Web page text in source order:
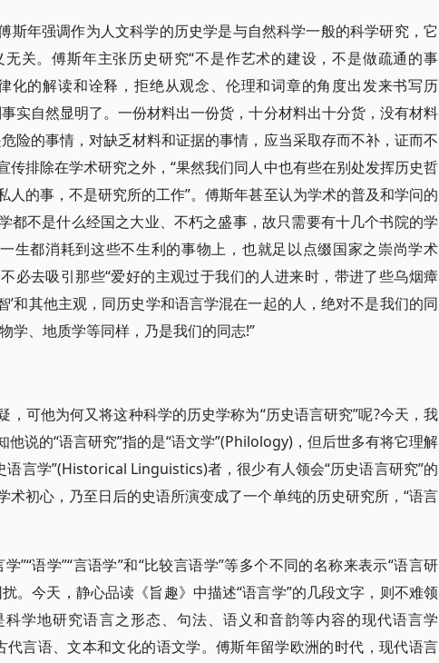
斯年强调作为人文科学的历史学是与自然科学一般的科学研究，它
关。傅斯年主张历史研究“不是作艺术的建设，不是做疏通的事
化的解读和诠释，拒绝从观念、伦理和词章的角度出发来书写历
实自然显明了。一份材料出一份货，十分材料出十分货，没有材料
险的事情，对缺乏材料和证据的事情，应当采取存而不补，证而不
传排除在学术研究之外，“果然我们同人中也有些在别处发挥历史哲
人的事，不是研究所的工作”。傅斯年甚至认为学术的普及和学问的
都不是什么经国之大业、不朽之盛事，故只需要有十几个书院的学
生都消耗到这些不生利的事物上，也就足以点缀国家之崇尚学术
必去吸引那些“爱好的主观过于我们的人进来时，带进了些乌烟瘴
’和其他主观，同历史学和语言学混在一起的人，绝对不是我们的同
学、地质学等同样，乃是我们的同志!”
，可他为何又将这种科学的历史学称为“历史语言研究”呢?今天，我
说的“语言研究”指的是“语文学”(Philology)，但后世多有将它理解
语言学”(Historical Linguistics)者，很少有人领会“历史语言研究”的
术初心，乃至日后的史语所演变成了一个单纯的历史研究所，“语言
”“语学”“言语学”和“比较言语学”等多个不同的名称来表示“语言研
。今天，静心品读《旨趣》中描述“语言学”的几段文字，则不难领
科学地研究语言之形态、句法、语义和音韵等内容的现代语言学
言语、文本和文化的语文学。傅斯年留学欧洲的时代，现代语言